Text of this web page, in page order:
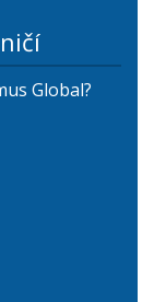
Global?